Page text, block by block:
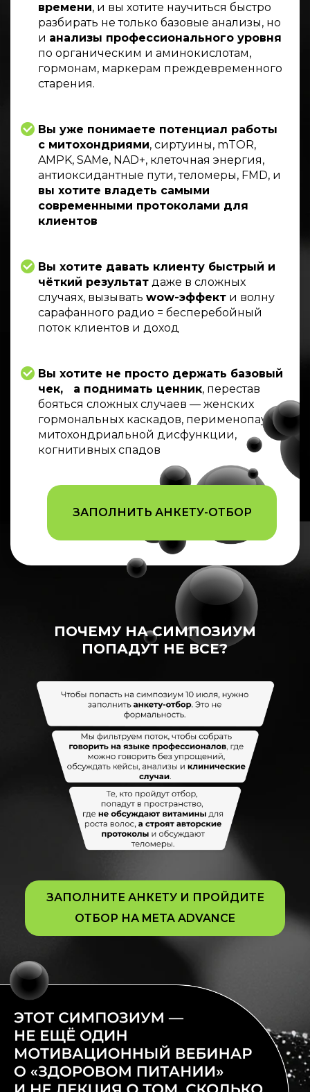
времени, и вы хотите научиться быстро
разбирать не только базовые анализы, но
и анализы профессионального уровня
по органическим и аминокислотам,
гормонам, маркерам преждевременного
старения.
Вы уже понимаете потенциал работы
с митохондриями, сиртуины, mTOR,
AMPK, SAMe, NAD+, клеточная энергия,
антиоксидантные пути, теломеры, FMD, и
вы хотите владеть самыми
современными протоколами для
клиентов
Вы хотите давать клиенту быстрый и
чёткий результат даже в сложных
случаях, вызывать wow-эффект и волну
сарафанного радио = бесперебойный
поток клиентов и доход
Вы хотите не просто держать базовый
чек, а поднимать ценник, перестав
бояться сложных случаев — женских
гормональных каскадов, перименопаузы,
митохондриальной дисфункции,
когнитивных спадов
ЗАПОЛНИТЬ АНКЕТУ-ОТБОР
ПОЧЕМУ НА СИМПОЗИУМ
ПОПАДУТ НЕ ВСЕ?
ЗАПОЛНИТЕ АНКЕТУ И ПРОЙДИТЕ
ОТБОР НА META ADVANCE